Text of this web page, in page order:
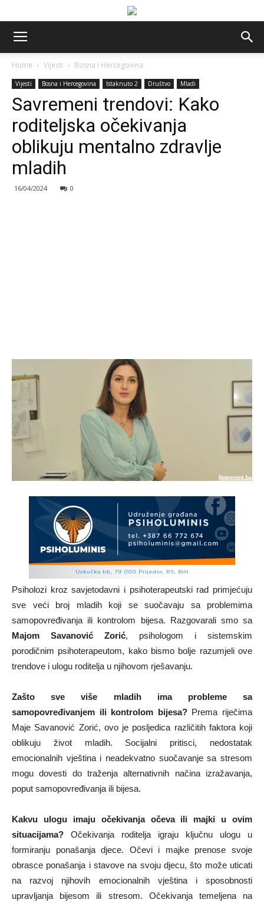
Home Vijesti Bosna i Hercegovina
Vijesti Bosna i Hercegovina Istaknuto 2 Društvo Mladi
Savremeni trendovi: Kako
roditeljska očekivanja
oblikuju mentalno zdravlje
mladih
16/04/2024 0
Psiholozi kroz savjetodavni i psihoterapeutski rad primjećuju
sve veći broj mladih koji se suočavaju sa problemima
samopovređivanja ili kontrolom bijesa. Razgovarali smo sa
Majom Savanović Zorić, psihologom i sistemskim
porodičnim psihoterapeutom, kako bismo bolje razumjeli ove
trendove i ulogu roditelja u njihovom rješavanju.
Zašto sve više mladih ima probleme sa
samopovređivanjem ili kontrolom bijesa?Prema riječima
Maje Savanović Zorić, ovo je posljedica različitih faktora koji
oblikuju život mladih. Socijalni pritisci, nedostatak
emocionalnih vještina i neadekvatno suočavanje sa stresom
mogu dovesti do traženja alternativnih načina izražavanja,
poput samopovređivanja ili bijesa.
Kakvu ulogu imaju očekivanja očeva ili majki u ovim
situacijama? Očekivanja roditelja igraju ključnu ulogu u
formiranju ponašanja djece. Očevi i majke prenose svoje
obrasce ponašanja i stavove na svoju djecu, što može uticati
na razvoj njihovih emocionalnih vještina i sposobnosti
upravljanja bijesom ili stresom. Očekivanja temeljena na